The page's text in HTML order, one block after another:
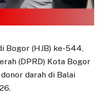
Bogor (HJB) ke-544,
(DPRD) Kota Bogor
darah di Balai